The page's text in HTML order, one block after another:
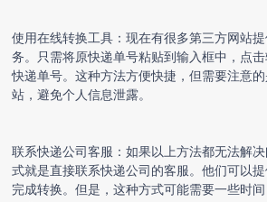
使用在线转换工具：现在有很多第三方网站
务。只需将原快递单号粘贴到输入框中，点
快递单号。这种方法方便快捷，但需要注意
站，避免个人信息泄露。
联系快递公司客服：如果以上方法都无法解
式就是直接联系快递公司的客服。他们可以
完成转换。但是，这种方式可能需要一些时